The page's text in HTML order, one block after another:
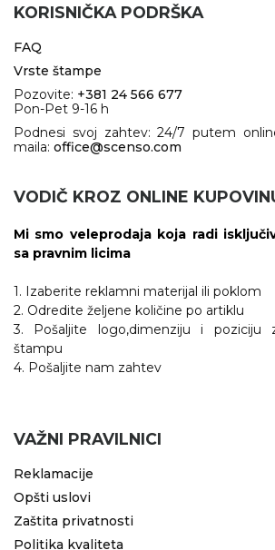
KORISNIČKA PODRŠKA
FAQ
Vrste štampe
Pozovite: +381 24 566 677
Pon-Pet 9-16 h
Podnesi svoj zahtev: 24/7 putem
maila: office@scenso.com
VODIČ KROZ ONLINE
Mi smo veleprodaja koja radi
sa pravnim licima
1. Izaberite reklamni materijal ili poklom
2. Odredite željene količine po artiklu
3. Pošaljite logo,dimenziju i poziciju
štampu
4. Pošaljite nam zahtev
VAŽNI PRAVILNICI
Reklamacije
Opšti uslovi
Zaštita privatnosti
Politika kvaliteta